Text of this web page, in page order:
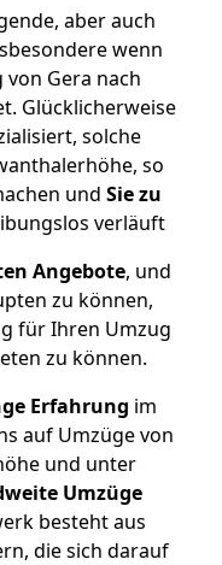
aber auch
wenn
Gera nach
Glücklicherweise
solche
so
und Sie zu
verläuft
Angebote, und
zu können,
für Ihren Umzug
zu können.
Erfahrung im
auf Umzüge von
und unter
Umzüge
besteht aus
die sich darauf